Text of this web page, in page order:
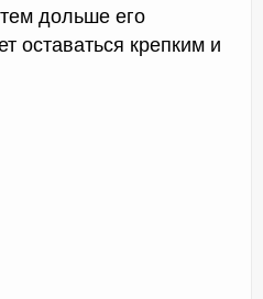
дольше его
оставаться крепким и